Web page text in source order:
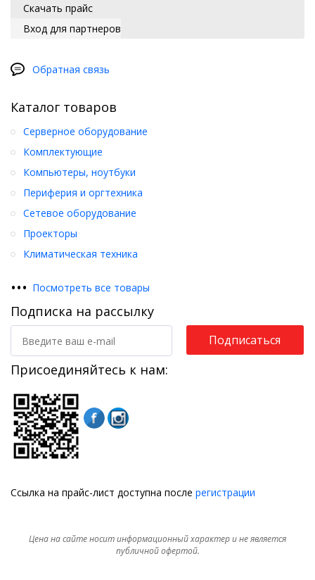
Скачать прайс
Вход для партнеров
Обратная связь
Каталог товаров
Серверное оборудование
Комплектующие
Компьютеры, ноутбуки
Периферия и оргтехника
Сетевое оборудование
Проекторы
Климатическая техника
••• Посмотреть все товары
Подписка на рассылку
Подписаться
Присоединяйтесь к нам:
Ссылка на прайс-лист доступна после регистрации
Цена на сайте носит информационный характер и не является
публичной офертой.